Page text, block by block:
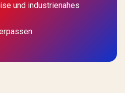
und industrienahes